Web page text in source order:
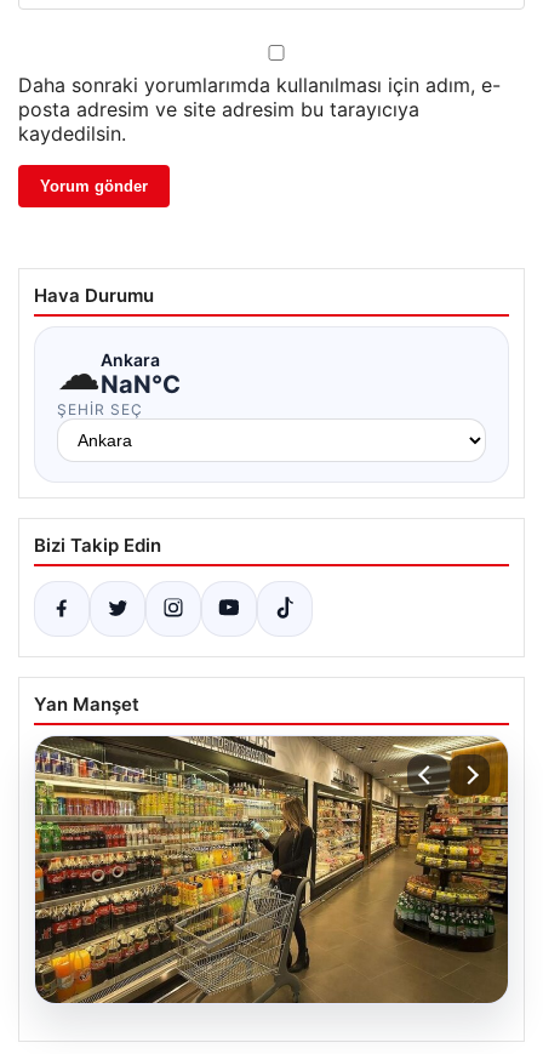
Daha sonraki yorumlarımda kullanılması için adım, e-
posta adresim ve site adresim bu tarayıcıya
kaydedilsin.
Hava Durumu
☁Ankara
NaN°C
ŞEHIR SEÇ
Bizi Takip Edin
Yan Manşet